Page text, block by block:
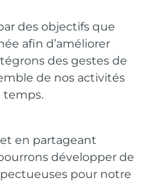
des objectifs que
afin d’améliorer
des gestes de
de nos activités
temps.
en partageant
développer de
pour notre